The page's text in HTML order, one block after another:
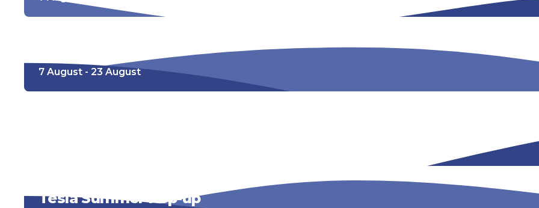
7 August - 23 August
Tesla Summer Pop-up